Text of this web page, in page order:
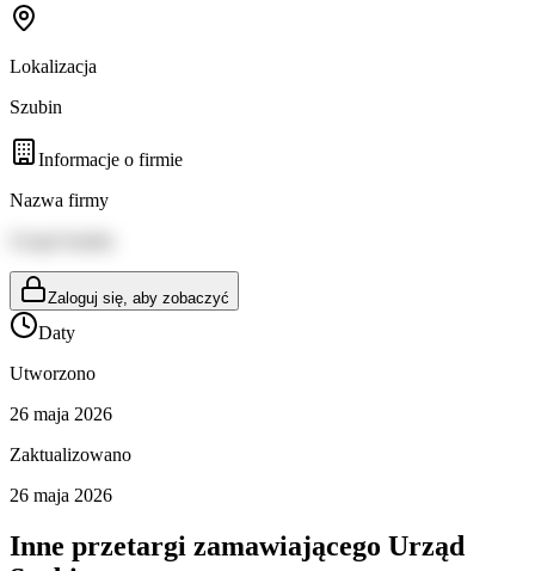
Lokalizacja
Szubin
Informacje o firmie
Nazwa firmy
Zaloguj się, aby zobaczyć
Daty
Utworzono
26 maja 2026
Zaktualizowano
26 maja 2026
Inne przetargi zamawiającego Urząd